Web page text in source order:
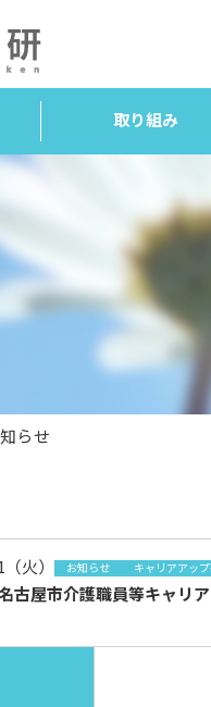
取り組み
らせ
火） お知らせ キャリアアッ
古屋市介護職員等キャリ